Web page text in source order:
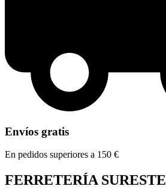
Envíos gratis
En pedidos superiores a 150 €
FERRETERÍA SURESTE